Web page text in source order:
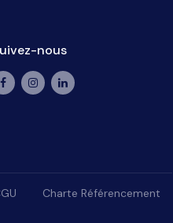
nous
Charte Référencement
contrôler la manière dont vos